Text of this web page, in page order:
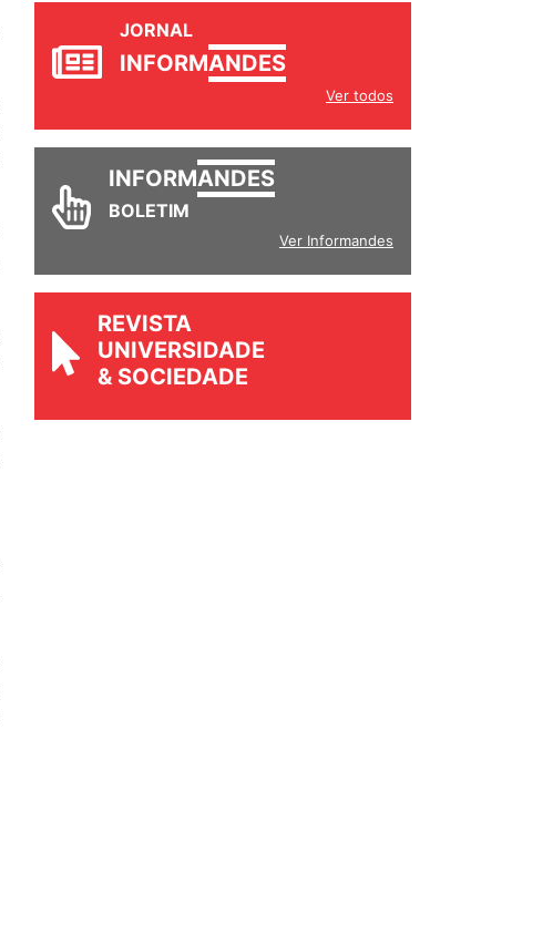
JORNAL
INFORMANDES
Ver todos
INFORMANDES
BOLETIM
Ver Informandes
REVISTA
UNIVERSIDADE
& SOCIEDADE